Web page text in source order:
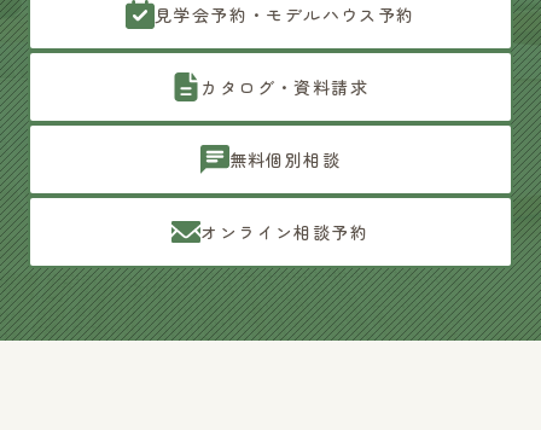
見学会予約・モデルハウス予約
カタログ・資料請求
無料個別相談
オンライン相談予約